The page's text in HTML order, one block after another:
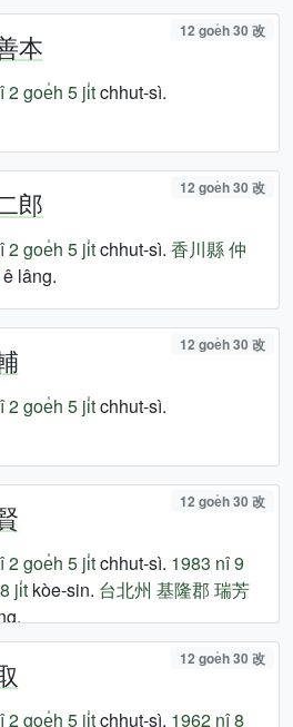
本 12 goe̍h 30 改
2 goe̍h 5 ji̍tchhut-sì.
郎 12 goe̍h 30 改
2 goe̍h 5 ji̍tchhut-sì. 香川縣仲
ê lâng.
12 goe̍h 30 改
2 goe̍h 5 ji̍tchhut-sì.
12 goe̍h 30 改
2 goe̍h 5 ji̍tchhut-sì. 1983 nî9
ji̍tkòe-sin. 台北州 基隆郡 瑞芳
12 goe̍h 30 改
2 goe̍h 5 ji̍tchhut-sì. 1962 nî8